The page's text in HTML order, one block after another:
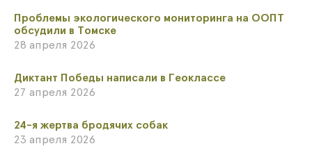
​Проблемы экологического мониторинга на ООПТ
обсудили в Томске
28 апреля 2026
​Диктант Победы написали в Геоклассе
27 апреля 2026
​24-я жертва бродячих собак
23 апреля 2026